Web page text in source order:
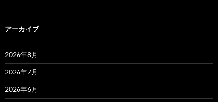
アーカイブ
2026年8月
2026年7月
2026年6月